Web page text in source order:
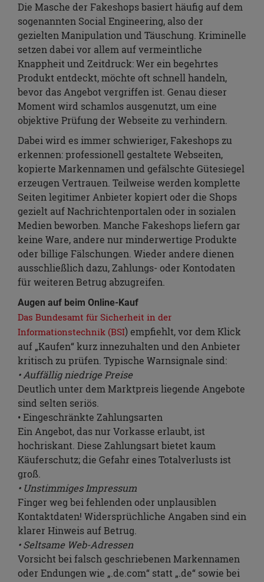
Die Masche der Fakeshops basiert häufig auf dem
sogenannten Social Engineering, also der
gezielten Manipulation und Täuschung. Kriminelle
setzen dabei vor allem auf vermeintliche
Knappheit und Zeitdruck: Wer ein begehrtes
Produkt entdeckt, möchte oft schnell handeln,
bevor das Angebot vergriffen ist. Genau dieser
Moment wird schamlos ausgenutzt, um eine
objektive Prüfung der Webseite zu verhindern.
Dabei wird es immer schwieriger, Fakeshops zu
erkennen: professionell gestaltete Webseiten,
kopierte Markennamen und gefälschte Gütesiegel
erzeugen Vertrauen. Teilweise werden komplette
Seiten legitimer Anbieter kopiert oder die Shops
gezielt auf Nachrichtenportalen oder in sozialen
Medien beworben. Manche Fakeshops liefern gar
keine Ware, andere nur minderwertige Produkte
oder billige Fälschungen. Wieder andere dienen
ausschließlich dazu, Zahlungs- oder Kontodaten
für weiteren Betrug abzugreifen.
Augen auf beim Online-Kauf
Das Bundesamt für Sicherheit in der
Informationstechnik (BSI) empfiehlt, vor dem Klick
auf „Kaufen“ kurz innezuhalten und den Anbieter
kritisch zu prüfen. Typische Warnsignale sind:
• Auffällig niedrige Preise
Deutlich unter dem Marktpreis liegende Angebote
sind selten seriös.
• Eingeschränkte Zahlungsarten
Ein Angebot, das nur Vorkasse erlaubt, ist
hochriskant. Diese Zahlungsart bietet kaum
Käuferschutz; die Gefahr eines Totalverlusts ist
groß.
• Unstimmiges Impressum
Finger weg bei fehlenden oder unplausiblen
Kontaktdaten! Widersprüchliche Angaben sind ein
klarer Hinweis auf Betrug.
• Seltsame Web-Adressen
Vorsicht bei falsch geschriebenen Markennamen
oder Endungen wie „.de.com“ statt „.de“ sowie bei